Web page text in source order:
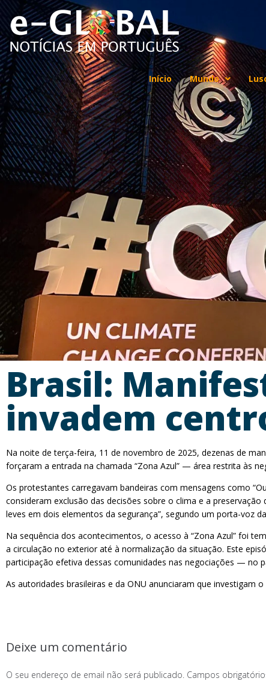
Início Mundo
Brasil:
invadem
Na noite de terça-feira, 11 de novembro de 2025, dezenas de
forçaram a entrada na chamada “Zona Azul” — área restrita às
Os protestantes carregavam bandeiras com mensagens como
consideram exclusão das decisões sobre o clima e a
leves em dois elementos da segurança”, segundo um porta-voz
Na sequência dos acontecimentos, o acesso à “Zona Azul” foi
a circulação no exterior até à normalização da situação. Este
participação efetiva dessas comunidades nas negociações — no
As autoridades brasileiras e da ONU anunciaram que investigam
Deixe um comentário
O seu endereço de email não será publicado. Campos